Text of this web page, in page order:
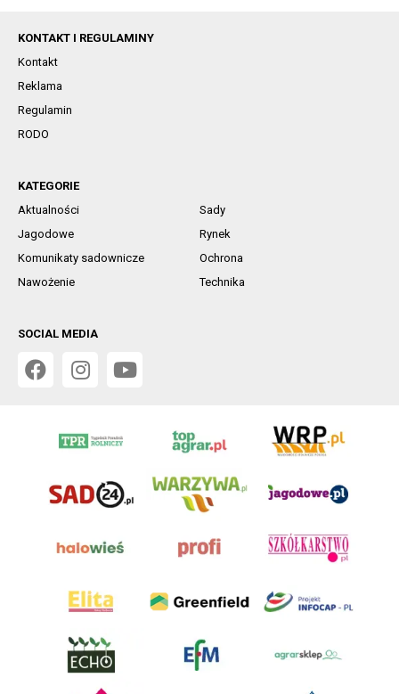
KONTAKT I REGULAMINY
Kontakt
Reklama
Regulamin
RODO
KATEGORIE
Aktualności
Sady
Jagodowe
Rynek
Komunikaty sadownicze
Ochrona
Nawożenie
Technika
SOCIAL MEDIA